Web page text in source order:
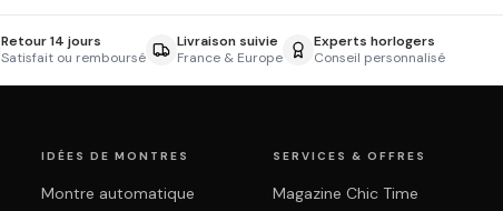
Retour 14 jours
Satisfait ou remboursé
Livraison suivie
France & Europe
Experts horlogers
Conseil personnalisé
IDÉES DE MONTRES
Montre automatique
SERVICES & OFFRES
Magazine Chic Time